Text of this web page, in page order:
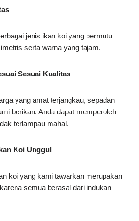
jenis ikan koi yang bermutu
serta warna yang tajam.
Sesuai Kualitas
yang amat terjangkau, sepadan
berikan. Anda dapat memperoleh
terlampau mahal.
Koi Unggul
koi yang kami tawarkan merupakan
semua berasal dari indukan